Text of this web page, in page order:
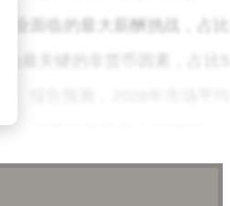
业面临的最大薪酬挑战，占比
最关键的非货币因素，占比5
、消费品新零售岗涨幅可达2